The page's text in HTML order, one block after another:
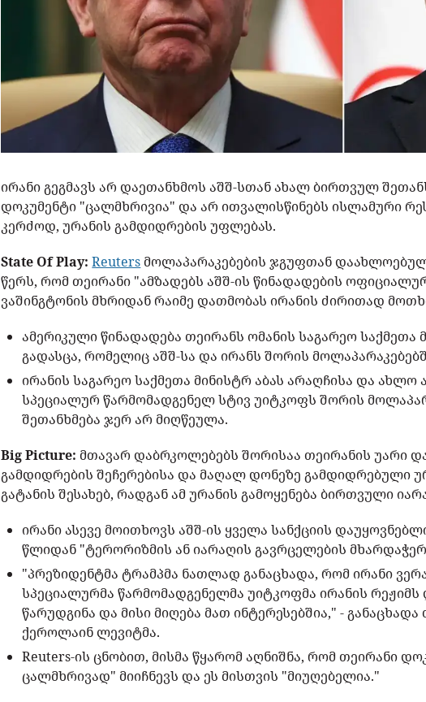
ირანი გეგმავს არ დაეთანხმოს აშშ-სთან ახალ ბირთვულ
დოკუმენტი "ცალმხრივია" და არ ითვალისწინებს ისლამური
კერძოდ, ურანის გამდიდრების უფლებას.
State Of Play: Reutersმოლაპარაკებების ჯგუფთან
წერს, რომ თეირანი "ამზადებს აშშ-ის წინადადების
ვაშინგტონის მხრიდან რაიმე დათმობას ირანის ძირითად
ამერიკული წინადადება თეირანს ომანის საგარეო
გადასცა, რომელიც აშშ-სა და ირანს შორის
ირანის საგარეო საქმეთა მინისტრ აბას არაღჩისა და
სპეციალურ წარმომადგენელ სტივ უიტკოფს შორის
შეთანხმება ჯერ არ მიღწეულა.
Big Picture: მთავარ დაბრკოლებებს შორისაა თეირანის უარი
გამდიდრების შეჩერებისა და მაღალ დონეზე გამდიდრებული
გატანის შესახებ, რადგან ამ ურანის გამოყენება ბირთვული
ირანი ასევე მოითხოვს აშშ-ის ყველა სანქციის
წლიდან "ტერორიზმის ან იარაღის გავრცელების
"პრეზიდენტმა ტრამპმა ნათლად განაცხადა, რომ ირანი
სპეციალურმა წარმომადგენელმა უიტკოფმა ირანის
წარუდგინა და მისი მიღება მათ ინტერესებშია," -
ქეროლაინ ლევიტმა.
Reuters-ის ცნობით, მისმა წყარომ აღნიშნა, რომ თეირანი
ცალმხრივად" მიიჩნევს და ეს მისთვის "მიუღებელია."